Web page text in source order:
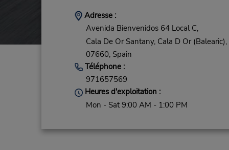
Adresse :
Avenida Bienvenidos 64 Local C,
Cala De Or Santany, Cala D Or (Balearic),
07660, Spain
Téléphone :
971657569
Heures d'exploitation :
Mon - Sat 9:00 AM - 1:00 PM